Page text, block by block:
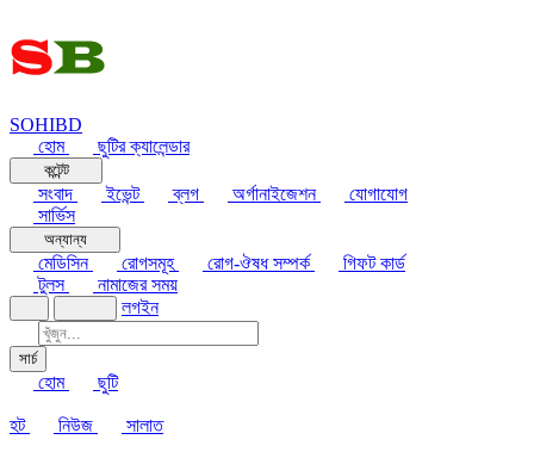
SOHIBD
হোম
ছুটির ক্যালেন্ডার
কন্টেন্ট
সংবাদ ইভেন্ট ব্লগ অর্গানাইজেশন
যোগাযোগ
সার্ভিস
অন্যান্য
মেডিসিন রোগসমূহ রোগ-ঔষধ সম্পর্ক
গিফট কার্ড
টুলস
নামাজের সময়
লগইন
সার্চ
হোম ছুটি
হট নিউজ সালাত